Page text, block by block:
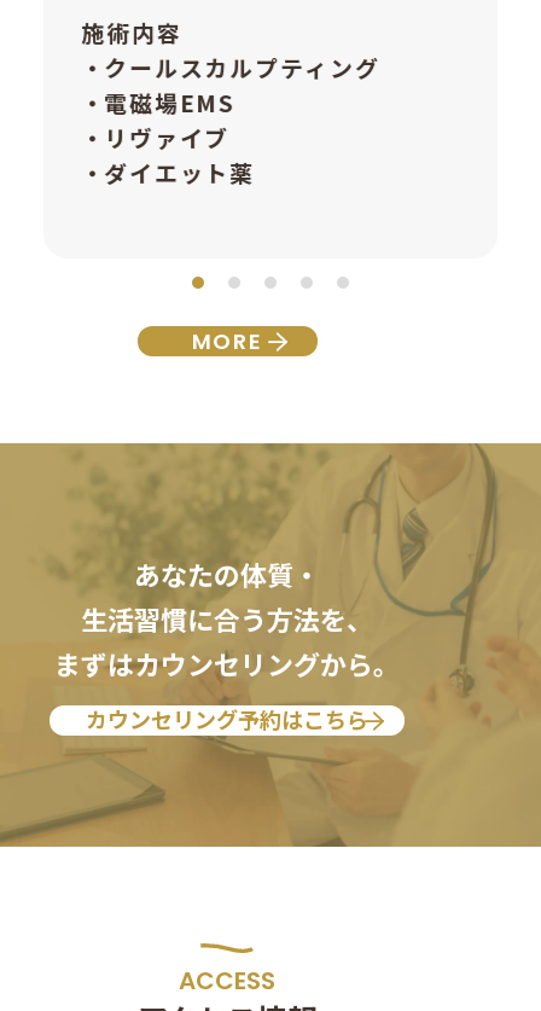
施術内容
クールスカルプティング
電磁場EMS
リヴァイブ
ダイエット薬
MORE
あなたの体質・
生活習慣に合う方法を、
まずはカウンセリングから。
カウンセリング予約はこちら
ACCESS